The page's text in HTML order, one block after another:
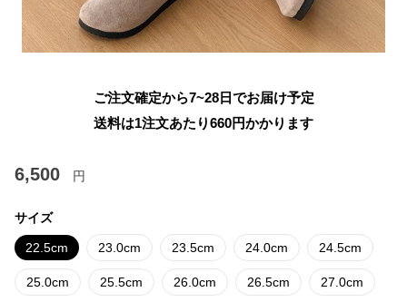
ご注文確定から7~28日でお届け予定
送料は1注文あたり660円かかります
6,500 円
サイズ
22.5cm 23.0cm 23.5cm 24.0cm 24.5cm
25.0cm 25.5cm 26.0cm 26.5cm 27.0cm